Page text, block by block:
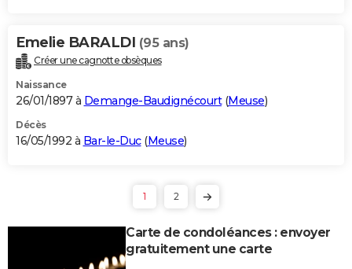
Emelie BARALDI (95 ans)
Créer une cagnotte obsèques
Naissance
26/01/1897 à Demange-Baudignécourt(Meuse)
Décès
16/05/1992 à Bar-le-Duc(Meuse)
1 2
Carte de condoléances : envoyer
gratuitement une carte